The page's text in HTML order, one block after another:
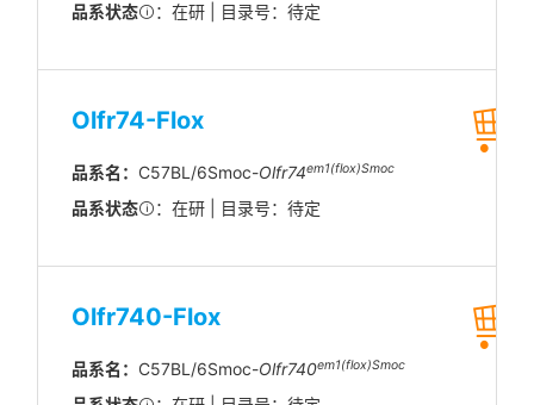
品系状态 ：在研 | 目录号：待定
Olfr74-Flox
品系名： C57BL/6Smoc-Olfr74em1(flox)Smoc
品系状态 ：在研 | 目录号：待定
Olfr740-Flox
品系名： C57BL/6Smoc-Olfr740em1(flox)Smoc